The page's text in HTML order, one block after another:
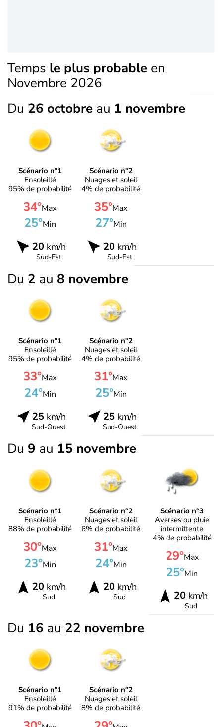
Temps le plus probable en
Novembre 2026
Du 26 octobre au 1 novembre
Scénario n°1
Ensoleillé
95% de probabilité
34°Max
25°Min
20km/h
Sud-Est
Scénario n°2
Nuages et soleil
4% de probabilité
35°Max
27°Min
20km/h
Sud-Est
Du 2 au 8 novembre
Scénario n°1
Ensoleillé
95% de probabilité
33°Max
24°Min
25km/h
Sud-Ouest
Scénario n°2
Nuages et soleil
4% de probabilité
31°Max
25°Min
25km/h
Sud-Ouest
Du 9 au 15 novembre
Scénario n°1
Ensoleillé
88% de probabilité
30°Max
23°Min
20km/h
Sud
Scénario n°2
Nuages et soleil
6% de probabilité
31°Max
24°Min
20km/h
Sud
Scénario n°3
Averses ou pluie
intermittente
4% de probabilité
29°Max
25°Min
20 km/h
Sud
Du 16 au 22 novembre
Scénario n°1
Ensoleillé
91% de probabilité
Scénario n°2
Nuages et soleil
8% de probabilité